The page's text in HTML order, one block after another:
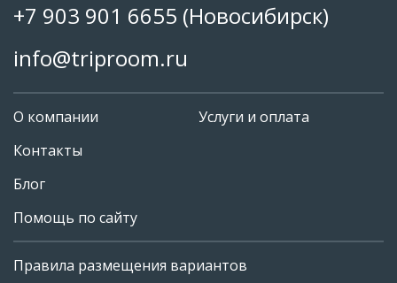
+7 903 901 6655
+7 903 901 6655 (Новосибирск)
info@triproom.ru
О компании
Контакты
Блог
Помощь по сайту
Услуги и оплата
Правила размещения вариантов